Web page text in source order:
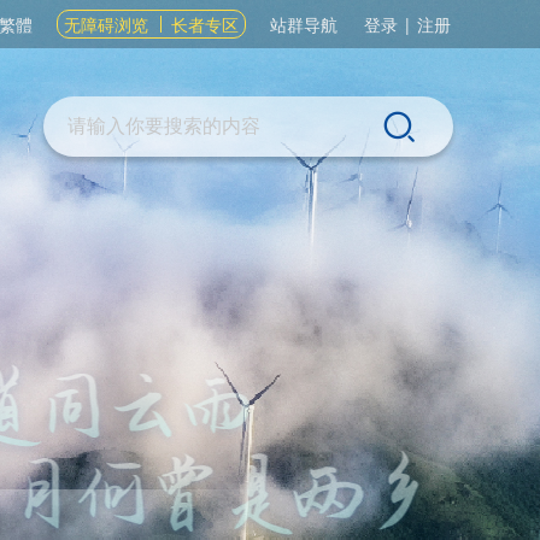
繁體 无障碍浏览 长者专区 站群导航 登录 | 注册